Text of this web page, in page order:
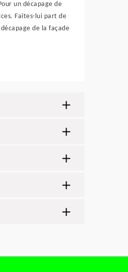
un décapage de
Faites-lui part de
de la façade